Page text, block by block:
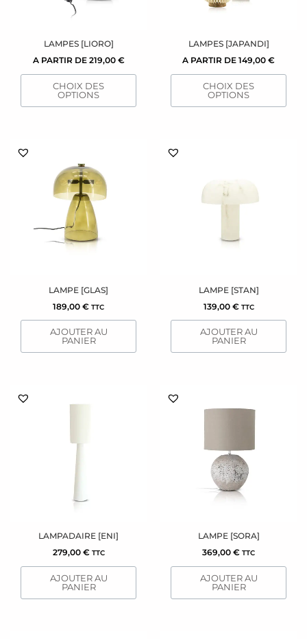
LAMPES [LIORO]
A PARTIR DE 219,00 €
CHOIX DES
OPTIONS
sur
la
page
du
produit
LAMPES [JAPANDI]
A PARTIR DE 149,00 €
CHOIX DES
OPTIONS
sur
la
page
du
produit
LAMPE [GLAS]
189,00 € TTC
AJOUTER AU
PANIER
LAMPE [STAN]
139,00 € TTC
AJOUTER AU
PANIER
LAMPADAIRE [ENI]
279,00 € TTC
AJOUTER AU
PANIER
LAMPE [SORA]
369,00 € TTC
AJOUTER AU
PANIER